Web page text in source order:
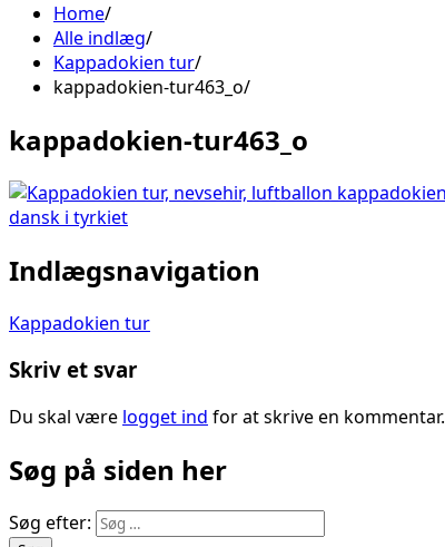
Home
Alle indlæg
Kappadokien tur
kappadokien-tur463_o
kappadokien-tur463_o
Indlægsnavigation
Kappadokien tur
Skriv et svar
Du skal være logget ind for at skrive en kommentar.
Søg på siden her
Søg efter: